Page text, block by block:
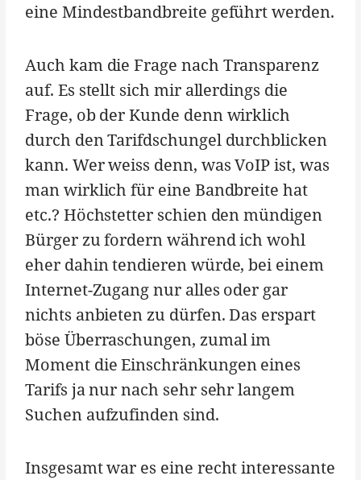
eine Mindestbandbreite geführt werden.
Auch kam die Frage nach Transparenz
auf. Es stellt sich mir allerdings die
Frage, ob der Kunde denn wirklich
durch den Tarifdschungel durchblicken
kann. Wer weiss denn, was VoIP ist, was
man wirklich für eine Bandbreite hat
etc.? Höchstetter schien den mündigen
Bürger zu fordern während ich wohl
eher dahin tendieren würde, bei einem
Internet-Zugang nur alles oder gar
nichts anbieten zu dürfen. Das erspart
böse Überraschungen, zumal im
Moment die Einschränkungen eines
Tarifs ja nur nach sehr sehr langem
Suchen aufzufinden sind.
Insgesamt war es eine recht interessante